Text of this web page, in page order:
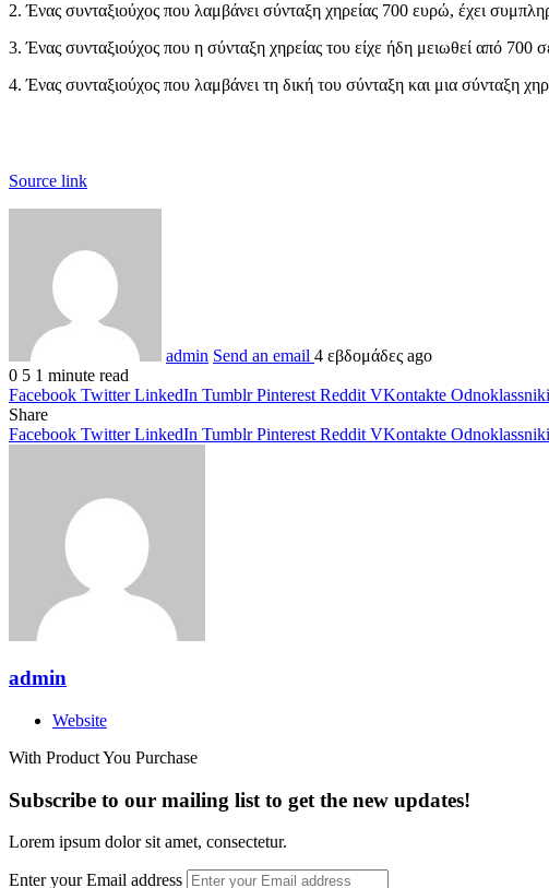
2. Ένας συνταξιούχος που λαμβάνει σύνταξη χηρείας 700 ευρώ, έχει
3. Ένας συνταξιούχος που η σύνταξη χηρείας του είχε ήδη μειωθεί από
4. Ένας συνταξιούχος που λαμβάνει τη δική του σύνταξη και μια σύνταξη
Source link
admin Send an email 4 εβδομάδες ago
0 5 1 minute read
Facebook Twitter LinkedIn Tumblr Pinterest Reddit VKontakte Odnoklassniki
Share
Facebook Twitter LinkedIn Tumblr Pinterest Reddit VKontakte Odnoklassniki
admin
Website
With Product You Purchase
Subscribe to our mailing list to get the new updates!
Lorem ipsum dolor sit amet, consectetur.
Enter your Email address